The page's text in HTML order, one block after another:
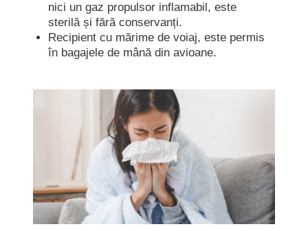
nici un gaz propulsor inflamabil, este
sterilă și fără conservanți.
Recipient cu mărime de voiaj, este permis
în bagajele de mână din avioane.